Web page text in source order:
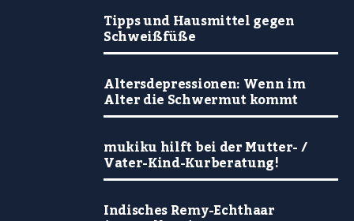
Tipps und Hausmittel gegen
Schweißfüße
Altersdepressionen: Wenn im
Alter die Schwermut kommt
mukiku hilft bei der Mutter- /
Vater-Kind-Kurberatung!
Indisches Remy-Echthaar